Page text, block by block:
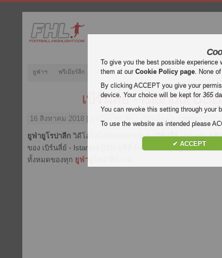
ยูฟ่าฯ พรีเมียร์ลีก ลาลีกา กัลโช่ บุนเดสลีกา ลีกเอิง ยู
เบิร์นลี่ย์ - Istanbul BSB
16 สิงหาคม 2018 | ยูฟ่ายูโรปาลีก | เบิร์นลี่ย์ vs Istanbul BSB
ยูฟ่ายูโรปาลีก วิดีโอไฮไลท์ของการจับคู่เบิร์นลี่ย์ - Istanbul
ของ เบิร์นลี่ย์ - Istanbul BSB ฟรีที่ Football Highlight. เน้นสนุ
ทั้งหมดของทุก ยูฟ่ายูโรปาลีก
To give you the best possible
them at ourCookie Policy page. None
By clicking ACCEPT you give your
device. Your choice will be kept for365
You can revoke this setting through your
To use the website as intended please
✔ ACCEPT